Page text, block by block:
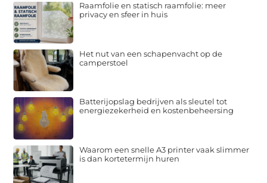
Raamfolie en statisch raamfolie: meer
privacy en sfeer in huis
Het nut van een schapenvacht op de
camperstoel
Batterijopslag bedrijven als sleutel tot
energiezekerheid en kostenbeheersing
Waarom een snelle A3 printer vaak slimmer
is dan kortetermijn huren